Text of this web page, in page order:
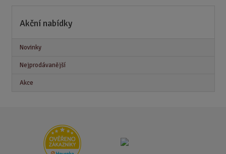
Akční nabídky
Novinky
Nejprodávanější
Akce